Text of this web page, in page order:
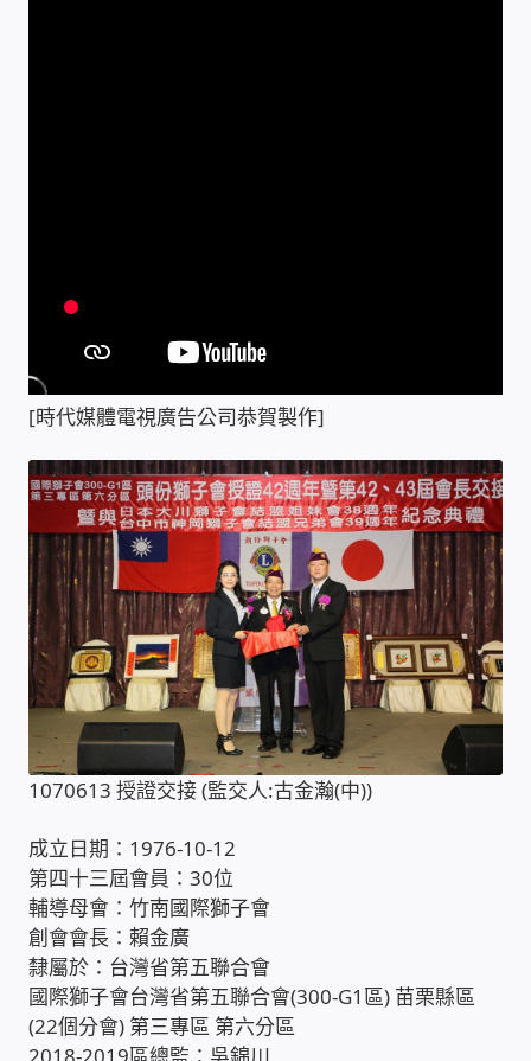
聯絡我們
聯盟合作包商
家庭水電修繕
窗簾 窗飾 丈量安裝
電腦維修銷售
電腦維護合約
捷元電腦 NUC迷你電腦 伺服器
飛碟 不斷電 UPS / 穩壓器 AVR
遠距教學、在家辦公
[時代媒體電視廣告公司恭賀製作]
1070613 授證交接 (監交人:古金瀚(中))
成立日期：1976-10-12
第四十三屆會員：30位
輔導母會：竹南國際獅子會
創會會長：賴金廣
隸屬於：台灣省第五聯合會
國際獅子會台灣省第五聯合會(300-G1區) 苗栗縣區
(22個分會) 第三專區 第六分區